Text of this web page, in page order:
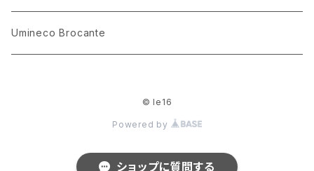
メタル
くま、ベア
Umineco Brocante
© le16
Powered by
ショップに質問する